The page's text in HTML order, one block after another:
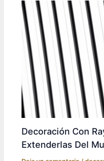
Decoración Con
Extenderlas Del